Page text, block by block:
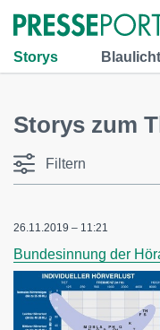
Storys Blaulicht
Storys zum
Filtern
26.11.2019 – 11:21
Bundesinnung der